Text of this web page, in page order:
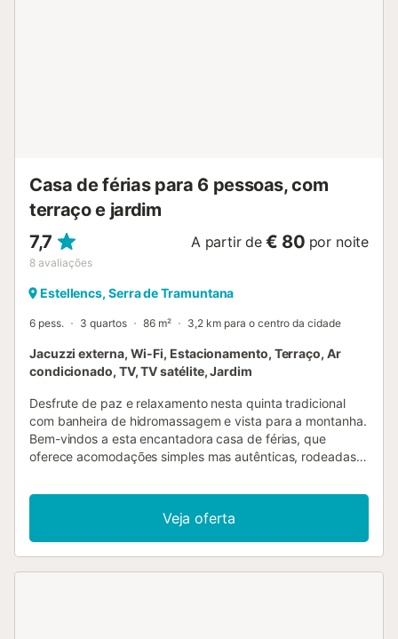
Casa de férias para 6 pessoas, com
terraço e jardim
7,7
8 avaliações
A partir de € 80 por noite
Estellencs, Serra de Tramuntana
6 pess. 3 quartos 86 m² 3,2 km para o centro da cidade
Jacuzzi externa, Wi-Fi, Estacionamento, Terraço, Ar
condicionado, TV, TV satélite, Jardim
Desfrute de paz e relaxamento nesta quinta tradicional
com banheira de hidromassagem e vista para a montanha.
Bem-vindos a esta encantadora casa de férias, que
oferece acomodações simples mas autênticas, rodeadas
relaxamento e desfrutar ao máximo da beleza da
paisagem circundante. O interior da sua quinta está
decorado em estilo rústico e impressiona pelo seu encanto
rural. A sala de estar com assentos confortáveis convida-o
Veja oferta